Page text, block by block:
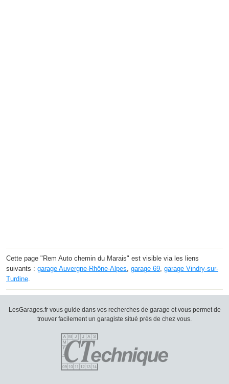
Cette page "Rem Auto chemin du Marais" est visible via les liens
suivants : garage Auvergne-Rhône-Alpes, garage 69, garage Vindry-sur-
Turdine.
LesGarages.fr vous guide dans vos recherches de garage et vous permet de
trouver facilement un garagiste situé près de chez vous.